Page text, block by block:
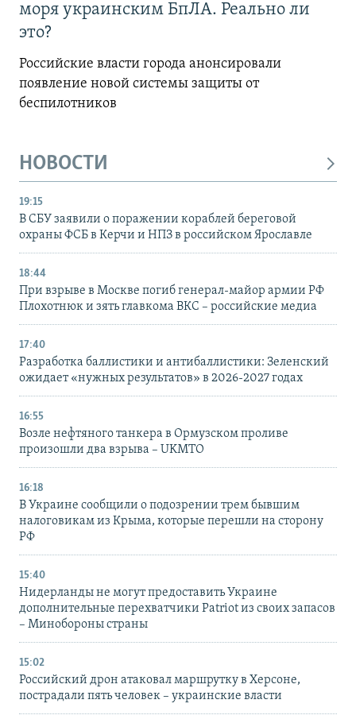
моря украинским БпЛА. Реально ли
это?
Российские власти города анонсировали
появление новой системы защиты от
беспилотников
НОВОСТИ
19:15
В СБУ заявили о поражении кораблей береговой
охраны ФСБ в Керчи и НПЗ в российском Ярославле
18:44
При взрыве в Москве погиб генерал-майор армии РФ
Плохотнюк и зять главкома ВКС – российские медиа
17:40
Разработка баллистики и антибаллистики: Зеленский
ожидает «нужных результатов» в 2026-2027 годах
16:55
Возле нефтяного танкера в Ормузском проливе
произошли два взрыва – UKMTO
16:18
В Украине сообщили о подозрении трем бывшим
налоговикам из Крыма, которые перешли на сторону
РФ
15:40
Нидерланды не могут предоставить Украине
дополнительные перехватчики Patriot из своих запасов
– Минобороны страны
15:02
Российский дрон атаковал маршрутку в Херсоне,
пострадали пять человек – украинские власти